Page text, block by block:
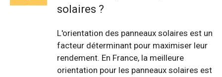
solaires ?
L'orientation des panneaux solaires est un
facteur déterminant pour maximiser leur
rendement. En France, la meilleure
orientation pour les panneaux solaires est